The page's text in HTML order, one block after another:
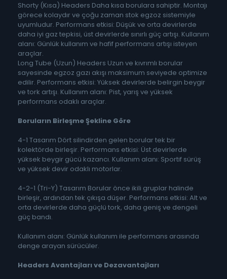
Shorty (Kısa) Headers Daha kısa borulara sahiptir. Montajı
görece kolaydır ve çoğu zaman stok egzoz sistemiyle
uyumludur. Performans etkisi: Düşük ve orta devirlerde
daha iyi gaz tepkisi, üst devirlerde sınırlı güç artışı. Kullanım
alanı: Günlük kullanım ve hafif performans artışı isteyen
araçlar.
Long Tube (Uzun) Headers Uzun ve kıvrımlı borular
sayesinde egzoz gazı akışı maksimum seviyede optimize
edilir. Performans etkisi: Yüksek devirlerde belirgin beygir
ve tork artışı. Kullanım alanı: Pist, yarış ve yüksek
performans odaklı araçlar.
Boruların Birleşme Şekline Göre
4-1 Tasarım Dört silindirden gelen borular tek bir
kolektörde birleşir. Performans etkisi: Üst devirlerde
yüksek beygir gücü kazancı. Kullanım alanı: Sportif sürüş
ve yüksek devir odaklı motorlar.
4-2-1 (Tri-Y) Tasarım Borular önce ikili gruplar halinde
birleşir, ardından tek çıkışa düşer. Performans etkisi: Alt ve
orta devirlerde daha güçlü tork, daha geniş ve dengeli
güç bandı.
Kullanım alanı: Günlük kullanım ile performans arasında
denge arayan sürücüler.
Headers Avantajları ve Dezavantajları